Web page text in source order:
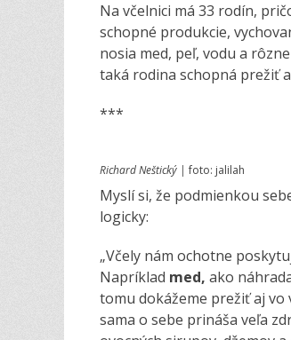
Na včelnici má 33 rodín,
schopné produkcie,
nosia med, peľ, vodu a
taká rodina schopná prežiť
***
Richard Neštický |foto: jalilah
Myslí si, že podmienkou
logicky:
„Včely nám ochotne
Napríklad med, ako
tomu dokážeme prežiť aj
sama o sebe prináša veľa